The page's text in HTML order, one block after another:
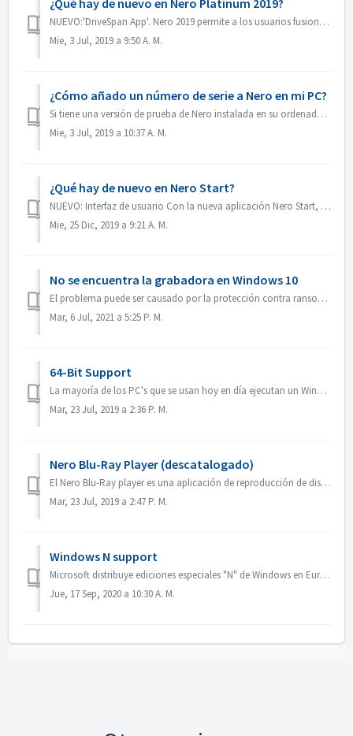
¿Qué hay de nuevo en Nero Platinum 2019?
NUEVO:'DriveSpan App'. Nero 2019 permite a los usuarios fusionar y consolidar fácilmente todos sus medios y datos ubicados en dispositivos móviles,...
Mie, 3 Jul, 2019 a 9:50 A. M.
¿Cómo añado un número de serie a Nero en mi PC?
Si tiene una versión de prueba de Nero instalada en su ordenador: No hay necesidad de volver a pasar por la instalación, puede añadir su número de serie...
Mie, 3 Jul, 2019 a 10:37 A. M.
¿Qué hay de nuevo en Nero Start?
NUEVO: Interfaz de usuario Con la nueva aplicación Nero Start, los usuarios de Nero Platinum Suite pueden trabajar mucho más fácilmente con su nuevo pro...
Mie, 25 Dic, 2019 a 9:21 A. M.
No se encuentra la grabadora en Windows 10
El problema puede ser causado por la protección contra ransomware de Windows 10. Para resolver el problema, siga los siguientes pasos: 1. Abra el menú de ...
Mar, 6 Jul, 2021 a 5:25 P. M.
64-Bit Support
La mayoría de los PC's que se usan hoy en día ejecutan un Windows de 64 bits en una CPU de 64 bits. Sin embargo, la mayor parte del software suministrad...
Mar, 23 Jul, 2019 a 2:36 P. M.
Nero Blu-Ray Player (descatalogado)
El Nero Blu-Ray player es una aplicación de reproducción de discos Blu-Ray de Nero. Fue descontinuado con Nero 2016. La última versión disponible es la 12.2...
Mar, 23 Jul, 2019 a 2:47 P. M.
Windows N support
Microsoft distribuye ediciones especiales "N" de Windows en Europa. Son las mismas que las ediciones estándar de Windows, excepto que no incluyen ...
Jue, 17 Sep, 2020 a 10:30 A. M.